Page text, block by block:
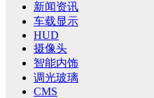
新闻资讯
车载显示
HUD
摄像头
智能内饰
调光玻璃
CMS